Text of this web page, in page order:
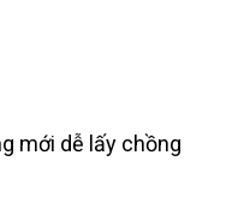
mới dễ lấy chồng